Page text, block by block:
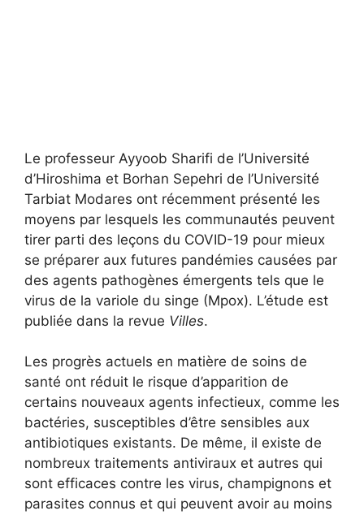
Le professeur Ayyoob Sharifi de l’Université
d’Hiroshima et Borhan Sepehri de l’Université
Tarbiat Modares ont récemment présenté les
moyens par lesquels les communautés peuvent
tirer parti des leçons du COVID-19 pour mieux
se préparer aux futures pandémies causées par
des agents pathogènes émergents tels que le
virus de la variole du singe (Mpox). L’étude est
publiée dans la revue Villes.
Les progrès actuels en matière de soins de
santé ont réduit le risque d’apparition de
certains nouveaux agents infectieux, comme les
bactéries, susceptibles d’être sensibles aux
antibiotiques existants. De même, il existe de
nombreux traitements antiviraux et autres qui
sont efficaces contre les virus, champignons et
parasites connus et qui peuvent avoir au moins